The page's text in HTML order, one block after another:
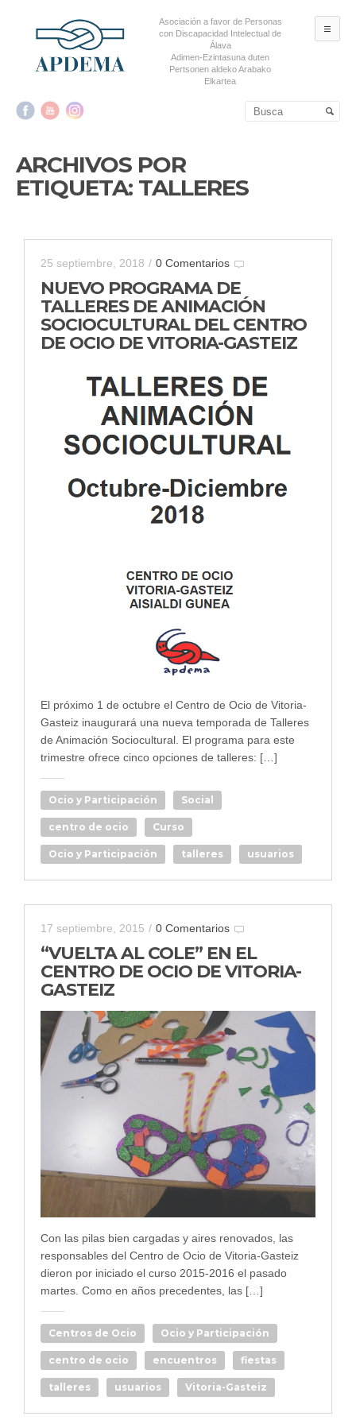
Asociación a favor de Personas
con Discapacidad Intelectual de
Álava
Adimen-Ezintasuna duten
Pertsonen aldeko Arabako
Elkartea
secundario
ARCHIVOS POR
ETIQUETA: TALLERES
25 septiembre, 2018 / 0 Comentarios
NUEVO PROGRAMA DE
TALLERES DE ANIMACIÓN
SOCIOCULTURAL DEL CENTRO
DE OCIO DE VITORIA-GASTEIZ
El próximo 1 de octubre el Centro de Ocio de Vitoria-
Gasteiz inaugurará una nueva temporada de Talleres
de Animación Sociocultural. El programa para este
trimestre ofrece cinco opciones de talleres: […]
Ocio y Participación Social
centro de ocio Curso
Ocio y Participación talleres usuarios
17 septiembre, 2015 / 0 Comentarios
“VUELTA AL COLE” EN EL
CENTRO DE OCIO DE VITORIA-
GASTEIZ
Con las pilas bien cargadas y aires renovados, las
responsables del Centro de Ocio de Vitoria-Gasteiz
dieron por iniciado el curso 2015-2016 el pasado
martes. Como en años precedentes, las […]
Centros de Ocio Ocio y Participación
centro de ocio encuentros fiestas
talleres usuarios Vitoria-Gasteiz